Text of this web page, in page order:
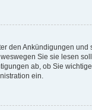
den Ankündigungen und
Sie sie lesen
ab, ob Sie
ein.